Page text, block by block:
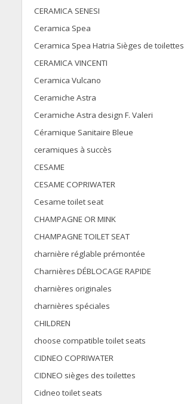
CERAMICA SENESI
Ceramica Spea
Ceramica Spea Hatria Sièges de toilettes
CERAMICA VINCENTI
Ceramica Vulcano
Ceramiche Astra
Ceramiche Astra design F. Valeri
Céramique Sanitaire Bleue
ceramiques à succès
CESAME
CESAME COPRIWATER
Cesame toilet seat
CHAMPAGNE OR MINK
CHAMPAGNE TOILET SEAT
charnière réglable prémontée
Charnières DÉBLOCAGE RAPIDE
charnières originales
charnières spéciales
CHILDREN
choose compatible toilet seats
CIDNEO COPRIWATER
CIDNEO sièges des toilettes
Cidneo toilet seats